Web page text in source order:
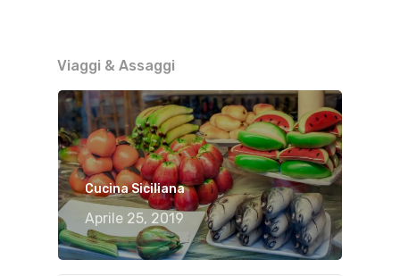
Viaggi & Assaggi
Cucina Siciliana
Aprile 25, 2019